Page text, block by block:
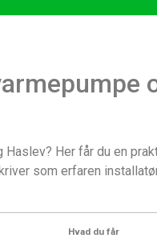
Haslev? Her får du en
som erfaren
Hvad du får